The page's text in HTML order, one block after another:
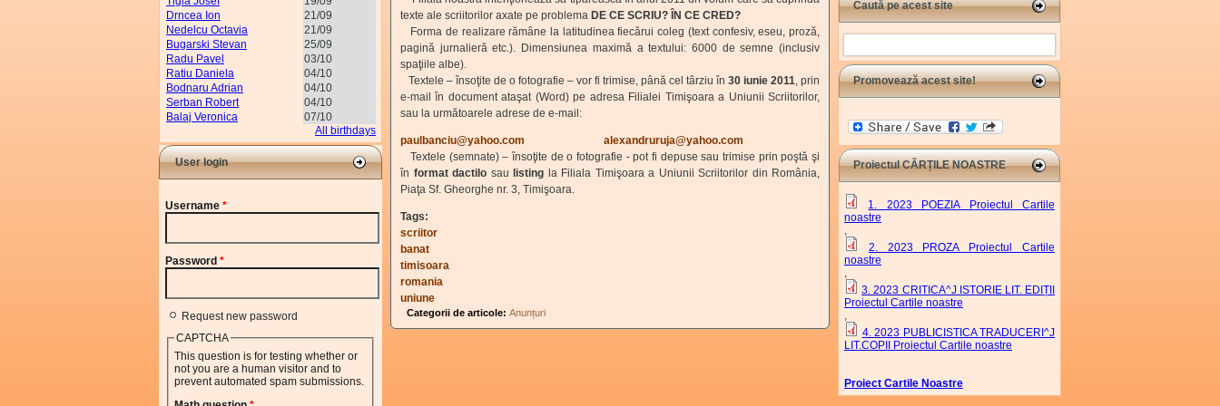
Drncea Ion
21/09
Nedelcu Octavia
21/09
Bugarski Stevan
25/09
Radu Pavel
03/10
Ratiu Daniela
04/10
Bodnaru Adrian
04/10
Serban Robert
04/10
Balaj Veronica
07/10
All birthdays
User login
Username *
Password *
Request new password
CAPTCHA
This question is for testing whether or
not you are a human visitor and to
prevent automated spam submissions.
texte ale scriitorilor axate pe problema DE CE SCRIU? ÎN CE CRED?
Forma de realizare rămâne la latitudinea fiecărui coleg (text confesiv, eseu, proză,
pagină jurnalieră etc.). Dimensiunea maximă a textului: 6000 de semne (inclusiv
spaţiile albe).
Textele – însoţite de o fotografie – vor fi trimise, până cel târziu în 30 iunie 2011, prin
e-mail în document ataşat (Word) pe adresa Filialei Timişoara a Uniunii Scriitorilor,
sau la următoarele adrese de e-mail:
paulbanciu@yahoo.com (link sends e-mail)alexandruruja@yahoo.com
Textele (semnate) – însoţite de o fotografie - pot fi depuse sau trimise prin poştă şi
în format dactilo sau listing la Filiala Timişoara a Uniunii Scriitorilor din România,
Piaţa Sf. Gheorghe nr. 3, Timişoara.
Tags:
scriitor
banat
timisoara
romania
uniune
Categorii de articole: Anunțuri
Caută pe acest site
Search
Promovează acest site!
Proiectul CĂRȚILE NOASTRE
1. 2023 POEZIA Proiectul Cartile
noastre
,
2. 2023 PROZA Proiectul Cartile
noastre
,
3. 2023 CRITICA^J ISTORIE LIT. EDIȚII
Proiectul Cartile noastre
,
4. 2023 PUBLICISTICA TRADUCERI^J
LIT.COPII Proiectul Cartile noastre
Proiect Cartile Noastre